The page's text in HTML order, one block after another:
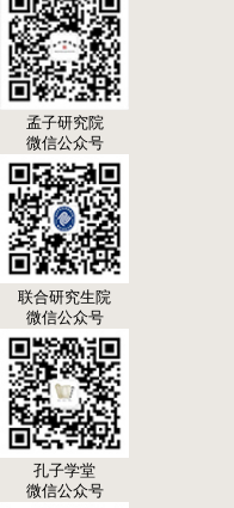
孟子研究院
微信公众号
联合研究生院
微信公众号
孔子学堂
微信公众号